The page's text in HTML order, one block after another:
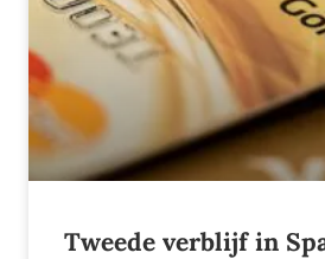
Tweede verblijf in